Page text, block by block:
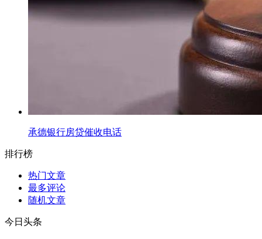
承德银行房贷催收电话
排行榜
热门文章
最多评论
随机文章
今日头条